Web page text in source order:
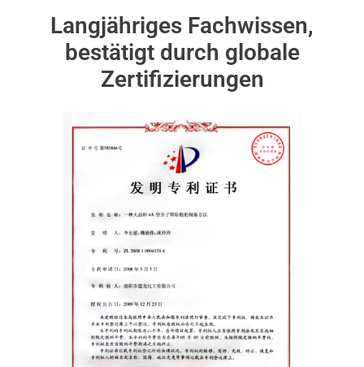
Langjähriges Fachwissen,
bestätigt durch globale
Zertifizierungen